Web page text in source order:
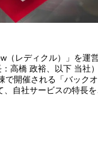
（レディクル）」を運
高橋 政裕、以下 当社
で開催される「バック
自社サービスの特長を